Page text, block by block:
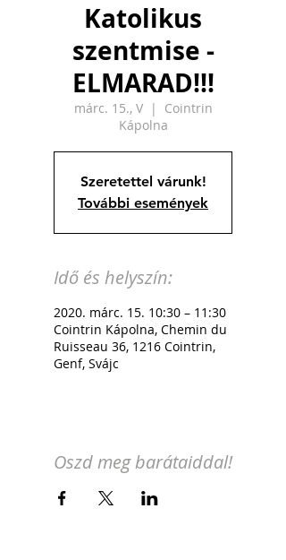
Katolikus
szentmise -
ELMARAD!!!
márc. 15., V
  |
Cointrin
Kápolna
Szeretettel várunk!
További események
Idő és helyszín:
2020. márc. 15. 10:30 – 11:30
Cointrin Kápolna, Chemin du
Ruisseau 36, 1216 Cointrin,
Genf, Svájc
Oszd meg barátaiddal!